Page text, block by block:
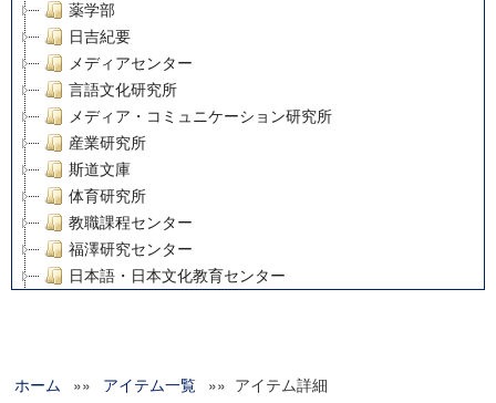
薬学部
日吉紀要
メディアセンター
言語文化研究所
メディア・コミュニケーション研究所
産業研究所
斯道文庫
体育研究所
教職課程センター
福澤研究センター
日本語・日本文化教育センター
グローバルリサーチインスティテュート
ホーム »» アイテム一覧 »» アイテム詳細